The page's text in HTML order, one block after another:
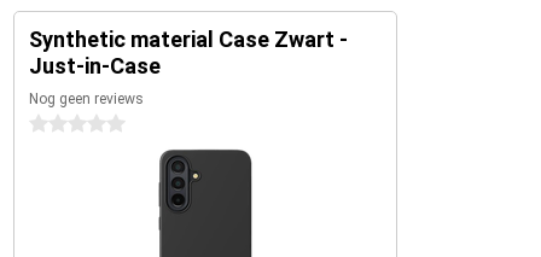
Synthetic material Case Zwart -
Just-in-Case
Nog geen reviews
0 sterren